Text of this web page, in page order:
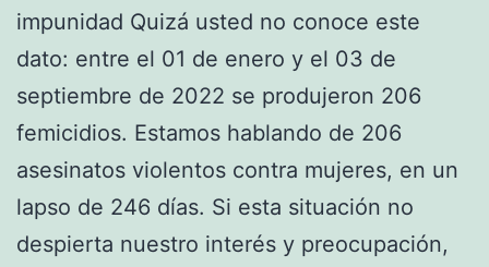
impunidad Quizá usted no conoce este
dato: entre el 01 de enero y el 03 de
septiembre de 2022 se produjeron 206
femicidios. Estamos hablando de 206
asesinatos violentos contra mujeres, en un
lapso de 246 días. Si esta situación no
despierta nuestro interés y preocupación,